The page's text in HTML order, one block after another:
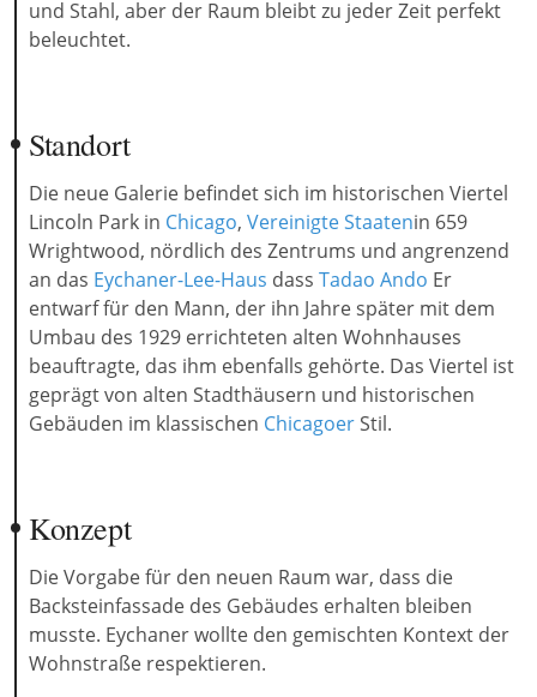
und Stahl, aber der Raum bleibt zu jeder Zeit perfekt
beleuchtet.
Standort
Die neue Galerie befindet sich im historischen Viertel
Lincoln Park in Chicago, Vereinigte Staatenin 659
Wrightwood, nördlich des Zentrums und angrenzend
an das Eychaner-Lee-Haus dass Tadao Ando Er
entwarf für den Mann, der ihn Jahre später mit dem
Umbau des 1929 errichteten alten Wohnhauses
beauftragte, das ihm ebenfalls gehörte. Das Viertel ist
geprägt von alten Stadthäusern und historischen
Gebäuden im klassischen ChicagoerStil.
Konzept
Die Vorgabe für den neuen Raum war, dass die
Backsteinfassade des Gebäudes erhalten bleiben
musste. Eychaner wollte den gemischten Kontext der
Wohnstraße respektieren.